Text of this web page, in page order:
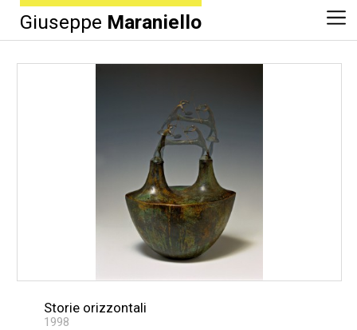
Giuseppe Maraniello
Storie orizzontali
1998